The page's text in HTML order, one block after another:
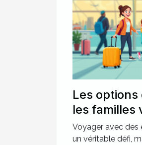
Les
les familles
des enfants
Voyager avec des
un véritable défi,